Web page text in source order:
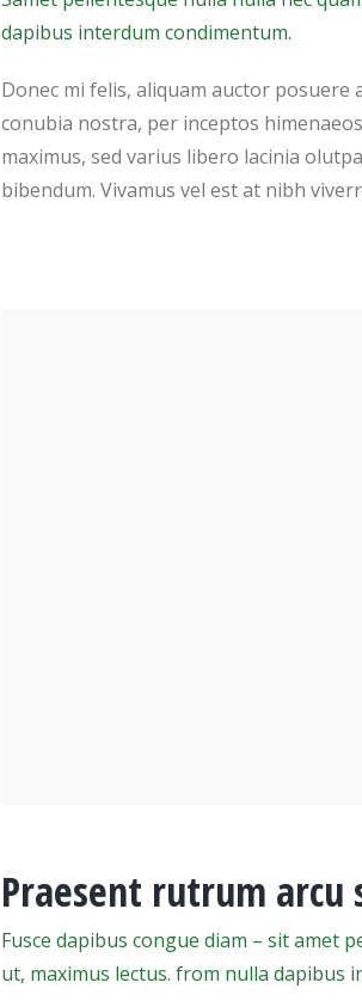
dapibus interdum condimentum.
Donec mi felis, aliquam auctor
conubia nostra, per inceptos
maximus, sed varius libero lacinia
bibendum. Vivamus vel est at nibh
Praesent rutrum
Fusce dapibus congue diam – sit amet
ut, maximus lectus. from nulla dapibus